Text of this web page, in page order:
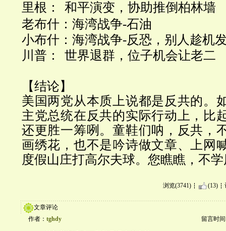
里根：
和平演变，协助推倒柏林墙
老布什：海湾战争-石油
小布什：海湾战争-反恐，别人趁机
川普：
世界退群，位子机会让老二
【结论】
美国两党从本质上说都是反共的。
主党总统在反共的实际行动上，比
还更胜一筹咧。童鞋们呐，反共，
画绣花，也不是吟诗做文章、上网
度假山庄打高尔夫球。您瞧瞧， 不
浏览(3741) (13)
文章评论
作者： tghdy 留言时间